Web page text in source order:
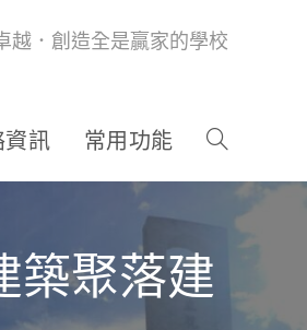
越．創造全是贏家的學校
訊 常用功能
築聚落建